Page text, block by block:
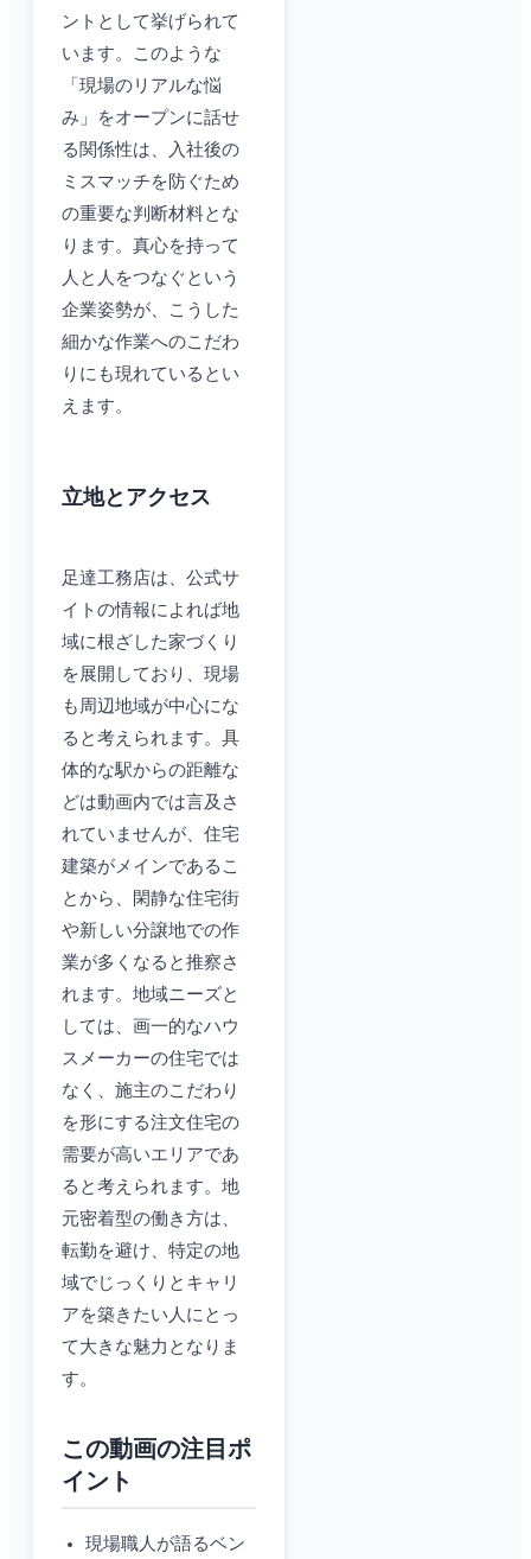
ントとして挙げられて
います。このような
「現場のリアルな悩
み」をオープンに話せ
る関係性は、入社後の
ミスマッチを防ぐため
の重要な判断材料とな
ります。真心を持って
人と人をつなぐという
企業姿勢が、こうした
細かな作業へのこだわ
りにも現れているとい
えます。
立地とアクセス
足達工務店は、公式サ
イトの情報によれば地
域に根ざした家づくり
を展開しており、現場
も周辺地域が中心にな
ると考えられます。具
体的な駅からの距離な
どは動画内では言及さ
れていませんが、住宅
建築がメインであるこ
とから、閑静な住宅街
や新しい分譲地での作
業が多くなると推察さ
れます。地域ニーズと
しては、画一的なハウ
スメーカーの住宅では
なく、施主のこだわり
を形にする注文住宅の
需要が高いエリアであ
ると考えられます。地
元密着型の働き方は、
転勤を避け、特定の地
域でじっくりとキャリ
アを築きたい人にとっ
て大きな魅力となりま
す。
この動画の注目ポ
イント
現場職人が語るベン